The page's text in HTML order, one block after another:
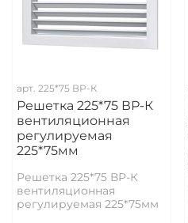
арт. 225*75 ВР-К
Решетка 225*75 ВР-К
вентиляционная
регулируемая
225*75мм
Решетка 225*75 ВР-К
вентиляционная
регулируемая 225*75мм